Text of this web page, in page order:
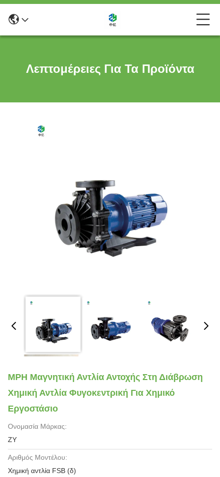
Λεπτομέρειες Για Τα Προϊόντα
MPH Μαγνητική Αντλία Αντοχής Στη Διάβρωση
Χημική Αντλία Φυγοκεντρική Για Χημικό
Εργοστάσιο
Ονομασία Μάρκας:
ZY
Αριθμός Μοντέλου:
Χημική αντλία FSB (δ)